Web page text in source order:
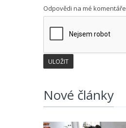
Odpovědi na mé komentáře
Nové články